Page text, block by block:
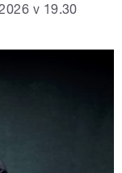
v 19.30